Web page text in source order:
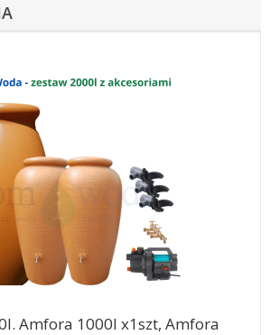
Amfora 1000l x1szt, Amfora